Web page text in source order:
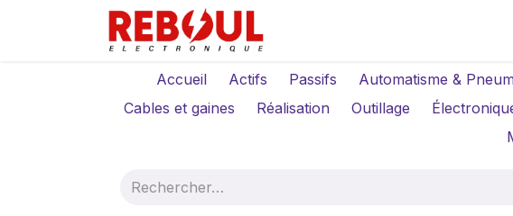
Se rendre au contenu
Accueil Actifs Passifs Automatisme &
Cables et gaines
Réalisation Outillage